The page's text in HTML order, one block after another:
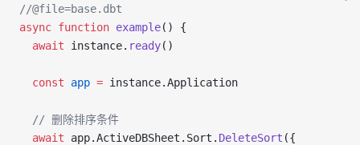
//@file=base.dbt
async function example() {
  await
instance. ready()
  const
app = instance.Application
  // 删除排序条件
  await
app.ActiveDBSheet.Sort. DeleteSort ({